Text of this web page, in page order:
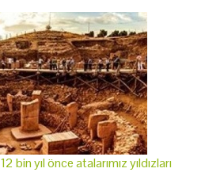
yıl önce atalarımız yıldızları